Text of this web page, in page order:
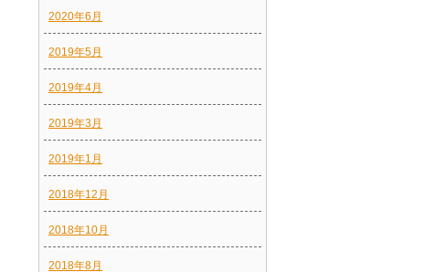
2020年6月
2019年5月
2019年4月
2019年3月
2019年1月
2018年12月
2018年10月
2018年8月